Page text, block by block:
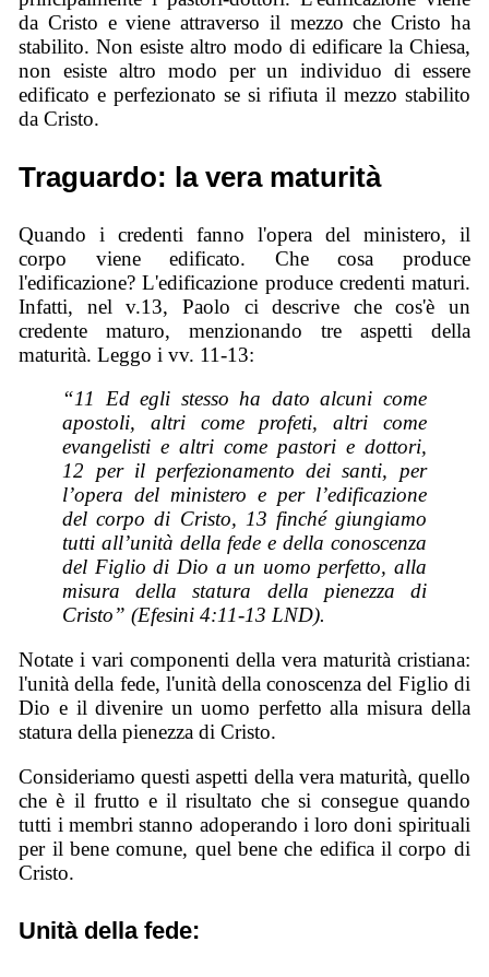
da Cristo e viene attraverso il mezzo che Cristo ha
stabilito. Non esiste altro modo di edificare la Chiesa,
non esiste altro modo per un individuo di essere
edificato e perfezionato se si rifiuta il mezzo stabilito
da Cristo.
Traguardo: la vera maturità
Quando i credenti fanno l'opera del ministero, il
corpo viene edificato. Che cosa produce
l'edificazione? L'edificazione produce credenti maturi.
Infatti, nel v.13, Paolo ci descrive che cos'è un
credente maturo, menzionando tre aspetti della
maturità. Leggo i vv. 11-13:
“11 Ed egli stesso ha dato alcuni come
apostoli, altri come profeti, altri come
evangelisti e altri come pastori e dottori,
12 per il perfezionamento dei santi, per
l’opera del ministero e per l’edificazione
del corpo di Cristo, 13 finché giungiamo
tutti all’unità della fede e della conoscenza
del Figlio di Dio a un uomo perfetto, alla
misura della statura della pienezza di
Cristo” (Efesini 4:11-13 LND).
Notate i vari componenti della vera maturità cristiana:
l'unità della fede, l'unità della conoscenza del Figlio di
Dio e il divenire un uomo perfetto alla misura della
statura della pienezza di Cristo.
Consideriamo questi aspetti della vera maturità, quello
che è il frutto e il risultato che si consegue quando
tutti i membri stanno adoperando i loro doni spirituali
per il bene comune, quel bene che edifica il corpo di
Cristo.
Unità della fede: